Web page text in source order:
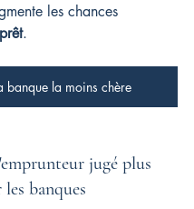
les chances
.
banque la moins chère
jugé plus
banques